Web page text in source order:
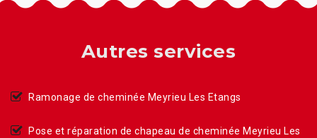
Autres services
Ramonage de cheminée Meyrieu Les Etangs
Pose et réparation de chapeau de cheminée Meyrieu Les